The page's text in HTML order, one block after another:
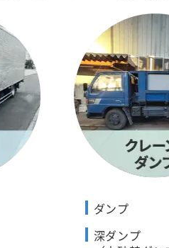
ダンプ
深ダンプ